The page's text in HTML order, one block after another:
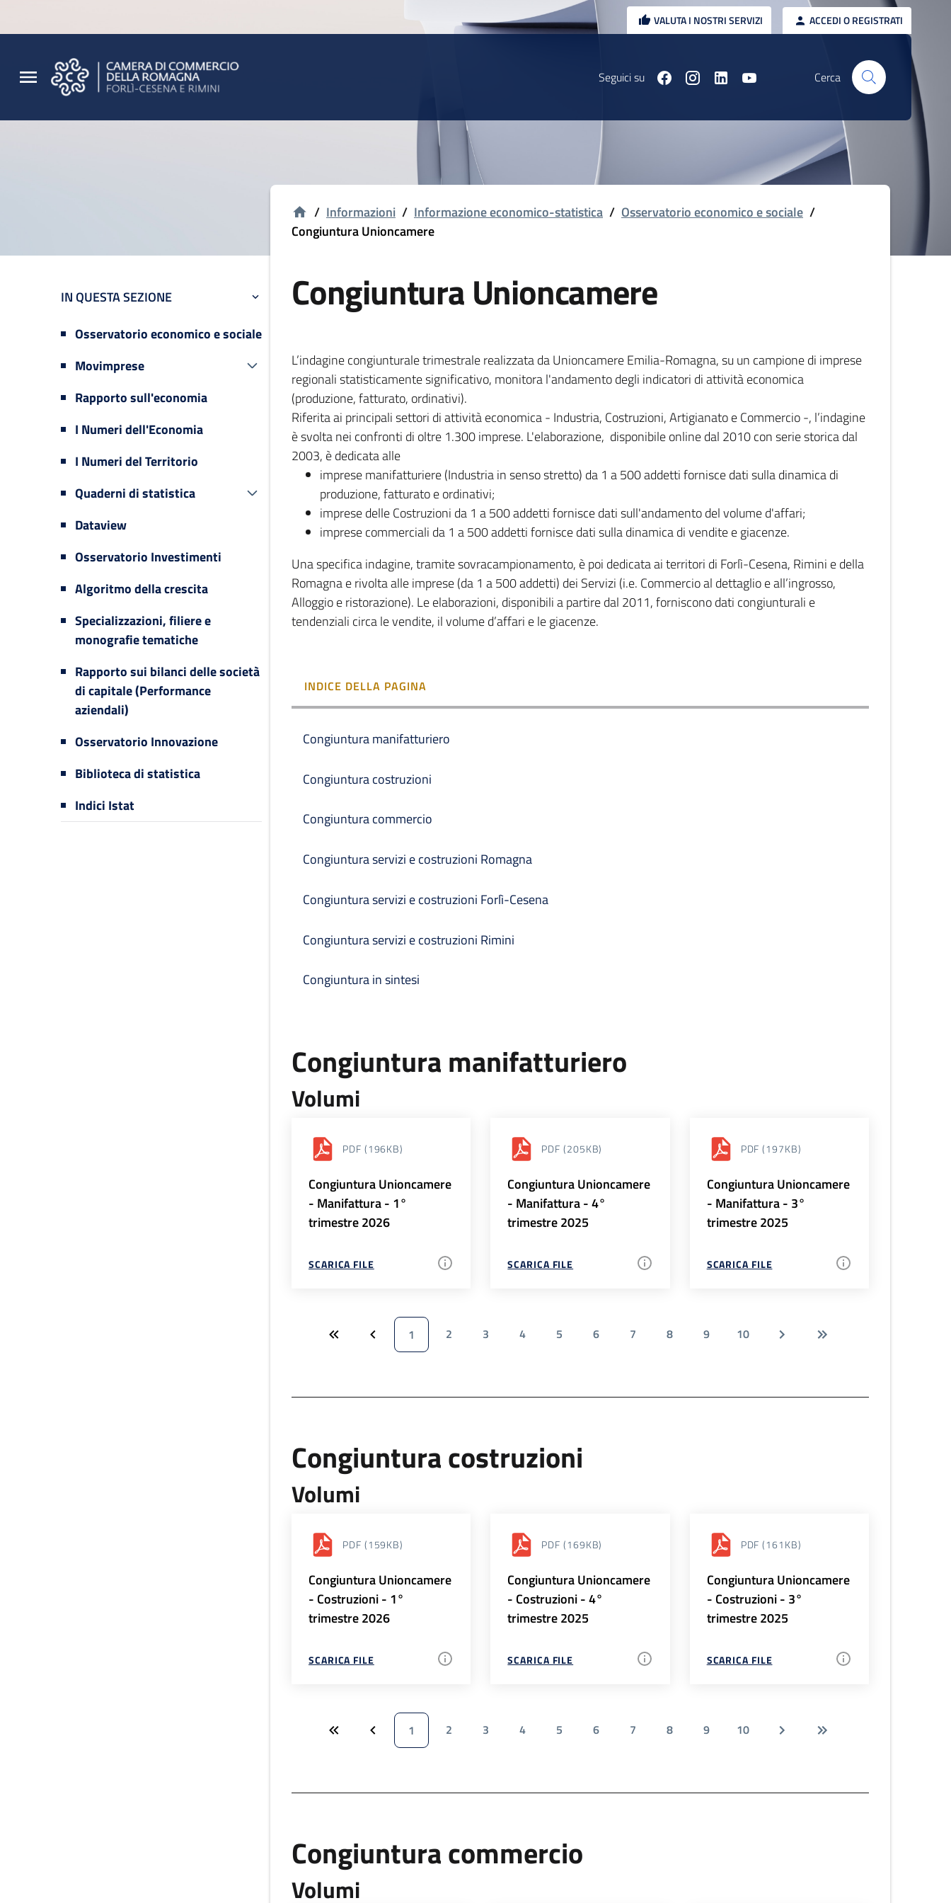
VALUTA I NOSTRI SERVIZI ACCEDI O REGISTRATI
Seguici su Cerca
IN QUESTA SEZIONE
Osservatorio economico e sociale
Movimprese
Rapporto sull'economia
I Numeri dell'Economia
I Numeri del Territorio
Quaderni di statistica
Dataview
Osservatorio Investimenti
Algoritmo della crescita
Specializzazioni, filiere e
monografie tematiche
Rapporto sui bilanci delle società
di capitale (Performance
aziendali)
Osservatorio Innovazione
Biblioteca di statistica
Indici Istat
/ Informazioni / Informazione economico-statistica / Osservatorio economico e sociale /
Congiuntura Unioncamere
Congiuntura Unioncamere
L’indagine congiunturale trimestrale realizzata da Unioncamere Emilia-Romagna, su un campione di imprese
regionali statisticamente significativo, monitora l'andamento degli indicatori di attività economica
(produzione, fatturato, ordinativi).
Riferita ai principali settori di attività economica - Industria, Costruzioni, Artigianato e Commercio -, l’indagine
è svolta nei confronti di oltre 1.300 imprese. L'elaborazione, disponibile online dal 2010 con serie storica dal
2003, è dedicata alle
imprese manifatturiere (Industria in senso stretto) da 1 a 500 addetti fornisce dati sulla dinamica di
produzione, fatturato e ordinativi;
imprese delle Costruzioni da 1 a 500 addetti fornisce dati sull'andamento del volume d'affari;
imprese commerciali da 1 a 500 addetti fornisce dati sulla dinamica di vendite e giacenze.
Una specifica indagine, tramite sovracampionamento, è poi dedicata ai territori di Forlì-Cesena, Rimini e della
Romagna e rivolta alle imprese (da 1 a 500 addetti) dei Servizi (i.e. Commercio al dettaglio e all’ingrosso,
Alloggio e ristorazione). Le elaborazioni, disponibili a partire dal 2011, forniscono dati congiunturali e
tendenziali circa le vendite, il volume d’affari e le giacenze.
INDICE DELLA PAGINA
Congiuntura manifatturiero
Congiuntura costruzioni
Congiuntura commercio
Congiuntura servizi e costruzioni Romagna
Congiuntura servizi e costruzioni Forlì-Cesena
Congiuntura servizi e costruzioni Rimini
Congiuntura in sintesi
Congiuntura manifatturiero
Volumi
PDF (196KB)
Congiuntura Unioncamere
- Manifattura - 1°
trimestre 2026
SCARICA FILE
PDF (205KB)
Congiuntura Unioncamere
- Manifattura - 4°
trimestre 2025
SCARICA FILE
PDF (197KB)
Congiuntura Unioncamere
- Manifattura - 3°
trimestre 2025
SCARICA FILE
1 2 3 4 5 6 7 8 9 10
Congiuntura costruzioni
Volumi
PDF (159KB)
Congiuntura Unioncamere
- Costruzioni - 1°
trimestre 2026
SCARICA FILE
PDF (169KB)
Congiuntura Unioncamere
- Costruzioni - 4°
trimestre 2025
SCARICA FILE
PDF (161KB)
Congiuntura Unioncamere
- Costruzioni - 3°
trimestre 2025
SCARICA FILE
1 2 3 4 5 6 7 8 9 10
Congiuntura commercio
Volumi